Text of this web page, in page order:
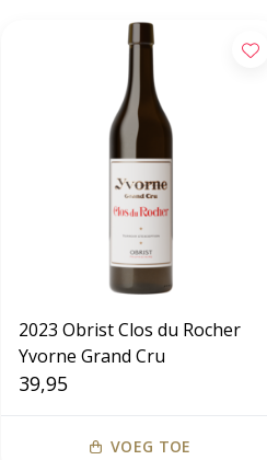
2023 Obrist Clos du Rocher
Yvorne Grand Cru
39,95
VOEG TOE